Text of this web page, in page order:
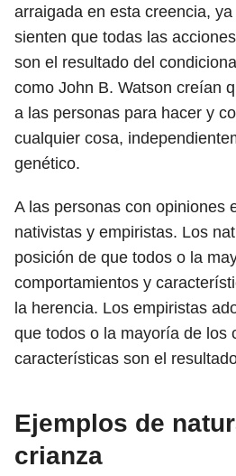
arraigada en esta creencia,
sienten que todas las
son el resultado del
como John B. Watson creían
a las personas para hacer y
cualquier cosa,
genético.
A las personas con opiniones
nativistas y empiristas. Los
posición de que todos o la
comportamientos y
la herencia. Los empiristas
que todos o la mayoría de los
características son el
Ejemplos de
crianza